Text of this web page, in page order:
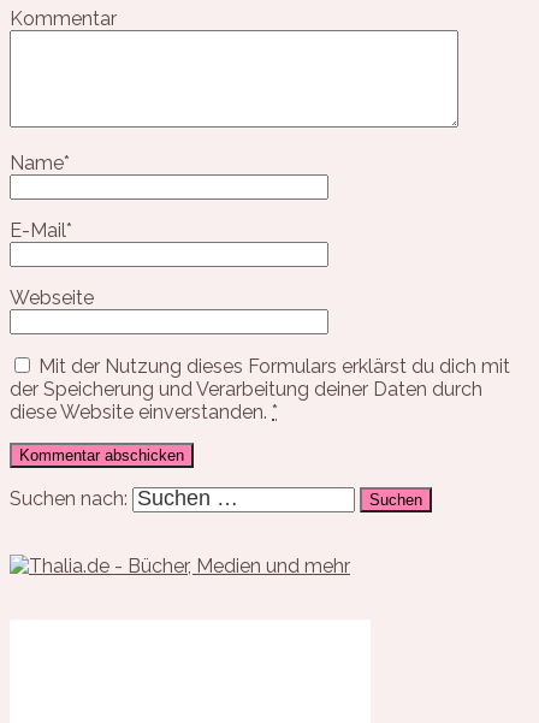
Kommentar
Name*
E-Mail*
Webseite
Mit der Nutzung dieses Formulars erklärst du dich mit
der Speicherung und Verarbeitung deiner Daten durch
diese Website einverstanden. *
Suchen nach: